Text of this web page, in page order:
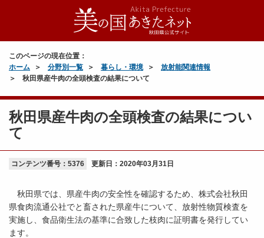
このページの現在位置：
ホーム
分野別一覧 暮らし・環境
放射能関連情報
秋田県産牛肉の全頭検査の結果について
秋田県産牛肉の全頭検査の結果につい
て
コンテンツ番号：5376 更新日： 2020年03月31日
秋田県では、県産牛肉の安全性を確認するため、株式会社秋田
県食肉流通公社でと畜された県産牛について、放射性物質検査を
実施し、食品衛生法の基準に合致した枝肉に証明書を発行してい
ます。